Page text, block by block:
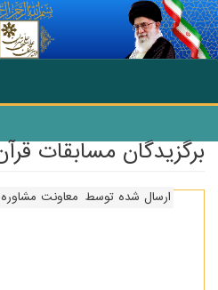
انتقال به محتوای اصلی
برگزیدگان مسابقات
ارسال شده توسط معاونت مشاوره